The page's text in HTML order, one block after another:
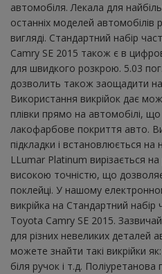
автомобіля. Лекала для
останніх моделей автомобілів
вигляді. Стандартний набір
Camry SE 2015 також є в
для швидкого розкрою. 5.03
дозволить також заощадити на
Використання викрійок дає
плівки прямо на автомобілі,
лакофарбове покриття авто.
підкладки і встановлюється на
LLumar Platinum вирізається
високою точністю, що
поклейці. У нашому
викрійка на Стандартний
Toyota Camry SE 2015.
для різних невеликих деталей
можете знайти такі викрійки
біля ручок і т.д.